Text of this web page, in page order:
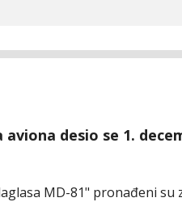
desio se 1.
MD-81" pronađeni su